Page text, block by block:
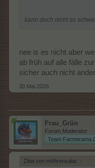
Layer nur wegklickt, weil
kann doch nicht so
nee is es nicht aber
ab früh auf alle fälle
sicher auch nicht
30 Mai 2026
Frau_Grün
Forum Moderator
Team Farmerama
Zitat von möhrensalat: ↑